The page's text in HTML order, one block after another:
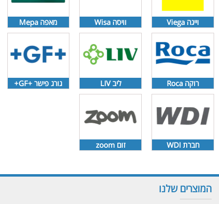
וייגה Viega
רוקה Roca
חברת WDI
וויסה Wisa
ליב LIV
זום zoom
מאפה Mepa
גורג פישר +GF+
המוצרים שלנו